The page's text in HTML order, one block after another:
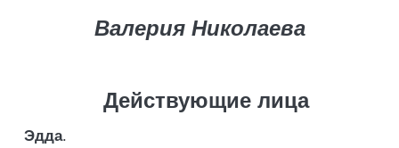
Валерия Николаева
Действующие лица
Эдда.